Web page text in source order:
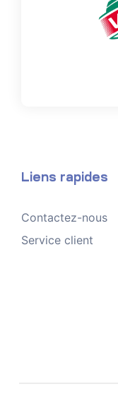
Liens rapides
Contactez-nous
Service client